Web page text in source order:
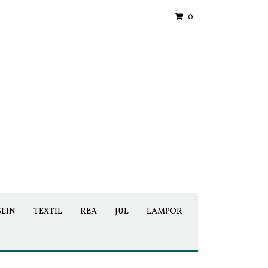
0
TEXTIL REA JUL LAMPOR